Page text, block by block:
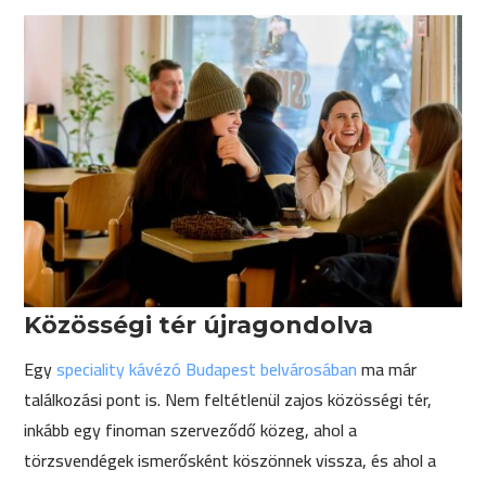
Közösségi tér újragondolva
Egyspeciality kávézó Budapest belvárosábanma már
találkozási pont is. Nem feltétlenül zajos közösségi tér,
inkább egy finoman szerveződő közeg, ahol a
törzsvendégek ismerősként köszönnek vissza, és ahol a